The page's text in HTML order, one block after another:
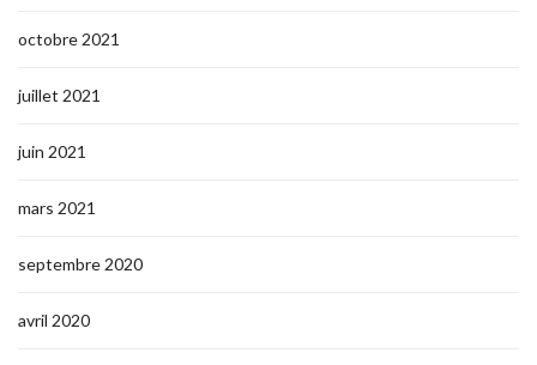
octobre 2021
juillet 2021
juin 2021
mars 2021
septembre 2020
avril 2020